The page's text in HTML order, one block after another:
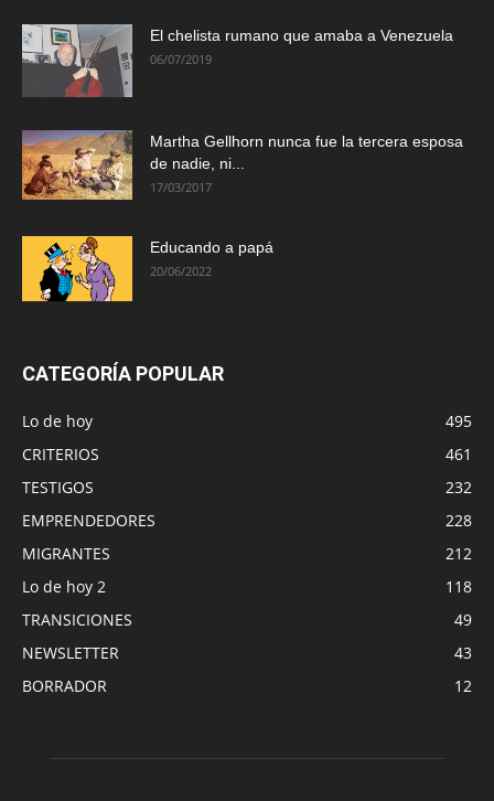
El chelista rumano que amaba a Venezuela
06/07/2019
Martha Gellhorn nunca fue la tercera esposa
de nadie, ni...
17/03/2017
Educando a papá
20/06/2022
CATEGORÍA POPULAR
Lo de hoy
495
CRITERIOS
461
TESTIGOS
232
EMPRENDEDORES
228
MIGRANTES
212
Lo de hoy 2
118
TRANSICIONES
49
NEWSLETTER
43
BORRADOR
12